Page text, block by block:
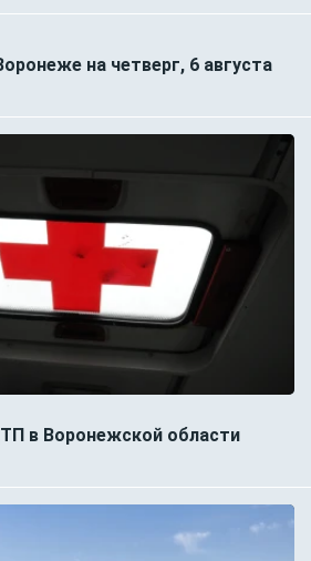
на четверг, 6 августа
в Воронежской области